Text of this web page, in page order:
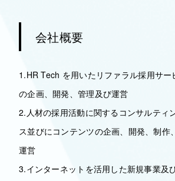
会社概要
1.HR Tech を用いたリファラル採用サー
の企画、開発、管理及び運営
2.人材の採用活動に関するコンサルティ
ス並びにコンテンツの企画、開発、制作
運営
3.インターネットを活用した新規事業及